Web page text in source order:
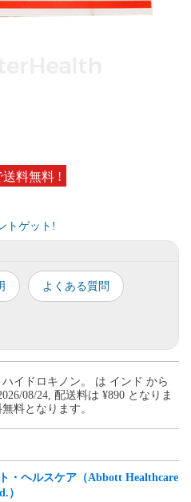
送料無料 !
トゲット!
よくある質問
イドロキノン。 は インド から
08/24, 配送料は ¥890 となりま
料となります。
・ヘルスケア（Abbott Healthcare
）